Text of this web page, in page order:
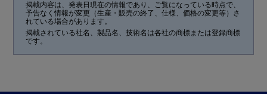
掲載内容は、発表日現在の情報であり、ご覧になっている時点で、
予告なく情報が変更（生産・販売の終了、仕様、価格の変更等）さ
れている場合があります。
掲載されている社名、製品名、技術名は各社の商標または登録商標
です。